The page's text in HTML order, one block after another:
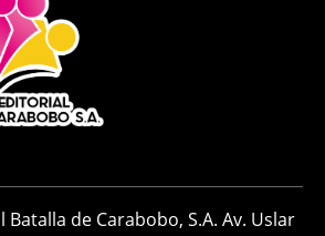
de Carabobo, S.A. Av. Uslar